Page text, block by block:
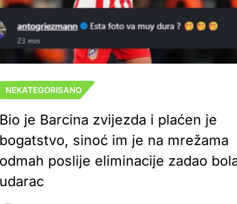
NEKATEGORISANO
Bio je Barcina zvijezda i plaćen je
bogatstvo, sinoć im je na mrežama
odmah poslije eliminacije zadao
udarac